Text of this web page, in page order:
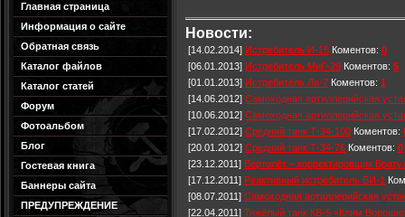
Главная страница
Информация о сайте
Обратная связь
Каталог файлов
Каталог статей
Форум
Фотоальбом
Блог
Гостевая книга
Баннеры сайта
ПРЕДУПРЕЖДЕНИЕ
Новости:
[14.02.2014] Истребитель И-15 Коментов: 0
[06.01.2013] Истребитель МиГ-29 Коментов: 5
[01.01.2013] Истребитель Ла-7 Коментов: 1
[14.06.2012] Самоходная артиллерийская
[10.06.2012] Самоходная артиллерийская
[17.02.2012] Средний танк Т-34-100 Коментов:
[20.01.2012] Средний танк Т-34-76 Коментов: 0
[23.12.2011] Вертолёт – корректировщик
[17.12.2011] Реактивный истребитель БИ-1
[08.07.2011] Самоходная артиллерийская
[22.04.2011] Тяжёлый танк КВ-5 «Клим